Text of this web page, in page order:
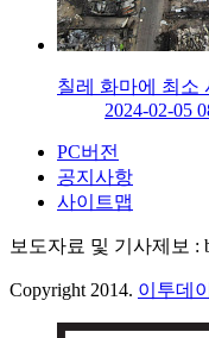
칠레 화마에 최소
2024-02-05
PC버전
공지사항
사이트맵
보도자료 및 기사제보 :
Copyright 2014. 이투데